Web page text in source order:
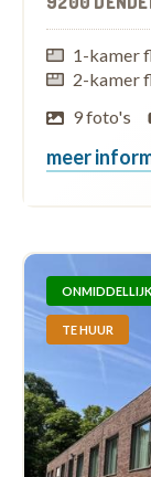
1-kamer
2-kamer
9 foto's
meer
TE HUUR